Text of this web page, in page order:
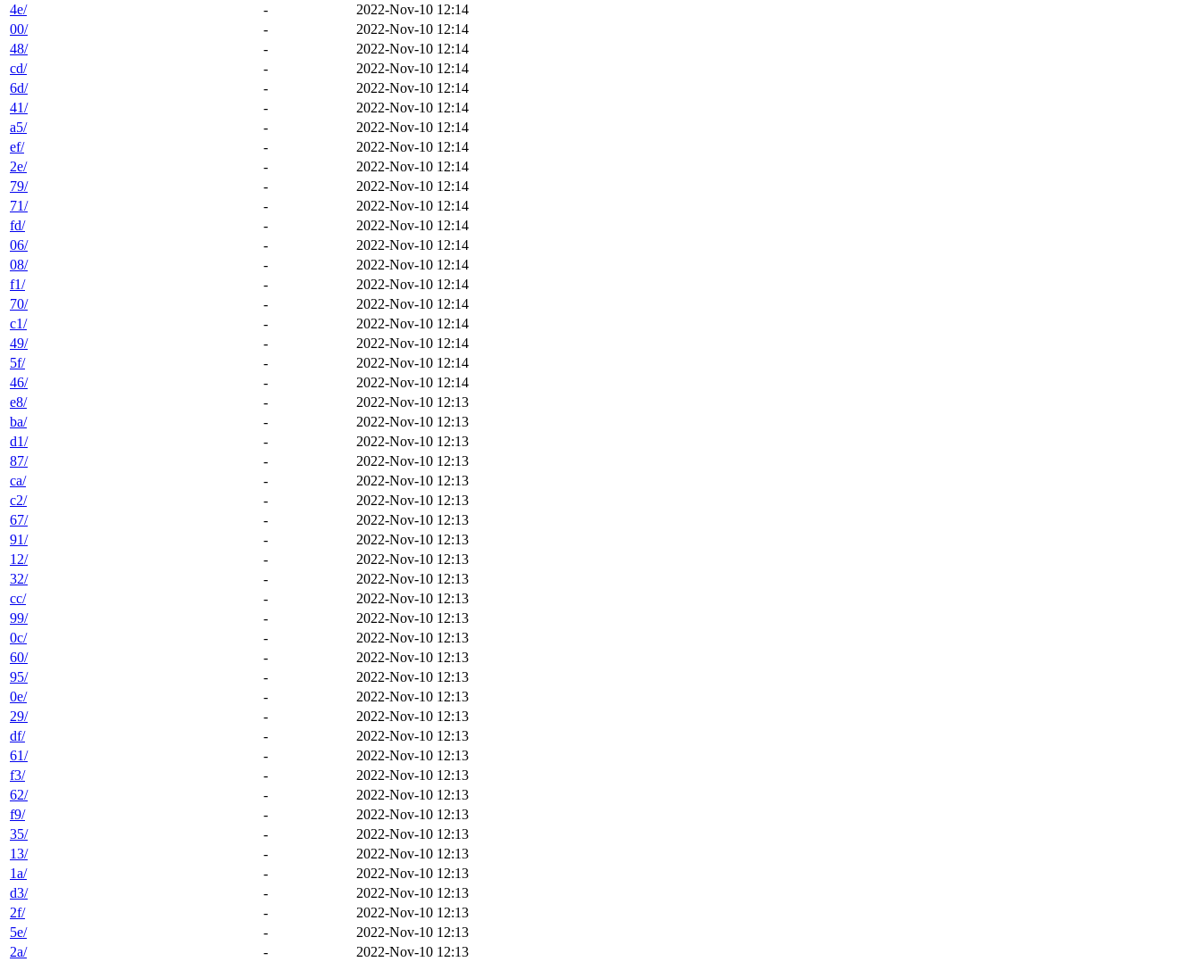
4e/
-
2022-Nov-10 12:14
00/
-
2022-Nov-10 12:14
48/
-
2022-Nov-10 12:14
cd/
-
2022-Nov-10 12:14
6d/
-
2022-Nov-10 12:14
41/
-
2022-Nov-10 12:14
a5/
-
2022-Nov-10 12:14
ef/
-
2022-Nov-10 12:14
2e/
-
2022-Nov-10 12:14
79/
-
2022-Nov-10 12:14
71/
-
2022-Nov-10 12:14
fd/
-
2022-Nov-10 12:14
06/
-
2022-Nov-10 12:14
08/
-
2022-Nov-10 12:14
f1/
-
2022-Nov-10 12:14
70/
-
2022-Nov-10 12:14
c1/
-
2022-Nov-10 12:14
49/
-
2022-Nov-10 12:14
5f/
-
2022-Nov-10 12:14
46/
-
2022-Nov-10 12:14
e8/
-
2022-Nov-10 12:13
ba/
-
2022-Nov-10 12:13
d1/
-
2022-Nov-10 12:13
87/
-
2022-Nov-10 12:13
ca/
-
2022-Nov-10 12:13
c2/
-
2022-Nov-10 12:13
67/
-
2022-Nov-10 12:13
91/
-
2022-Nov-10 12:13
12/
-
2022-Nov-10 12:13
32/
-
2022-Nov-10 12:13
cc/
-
2022-Nov-10 12:13
99/
-
2022-Nov-10 12:13
0c/
-
2022-Nov-10 12:13
60/
-
2022-Nov-10 12:13
95/
-
2022-Nov-10 12:13
0e/
-
2022-Nov-10 12:13
29/
-
2022-Nov-10 12:13
df/
-
2022-Nov-10 12:13
61/
-
2022-Nov-10 12:13
f3/
-
2022-Nov-10 12:13
62/
-
2022-Nov-10 12:13
f9/
-
2022-Nov-10 12:13
35/
-
2022-Nov-10 12:13
13/
-
2022-Nov-10 12:13
1a/
-
2022-Nov-10 12:13
d3/
-
2022-Nov-10 12:13
2f/
-
2022-Nov-10 12:13
5e/
-
2022-Nov-10 12:13
2a/
-
2022-Nov-10 12:13